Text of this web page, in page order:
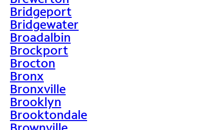
Bridgeport
Bridgewater
Broadalbin
Brockport
Brocton
Bronx
Bronxville
Brooklyn
Brooktondale